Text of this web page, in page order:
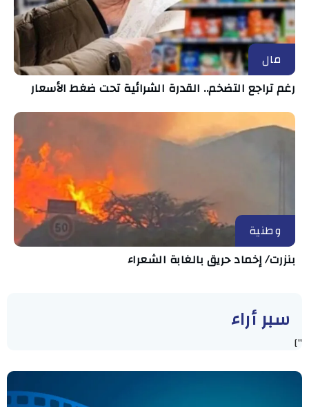
مال
رغم تراجع التضخم.. القدرة الشرائية تحت ضغط الأسعار
وطنية
بنزرت/ إخماد حريق بالغابة الشعراء
سبر أراء
"]